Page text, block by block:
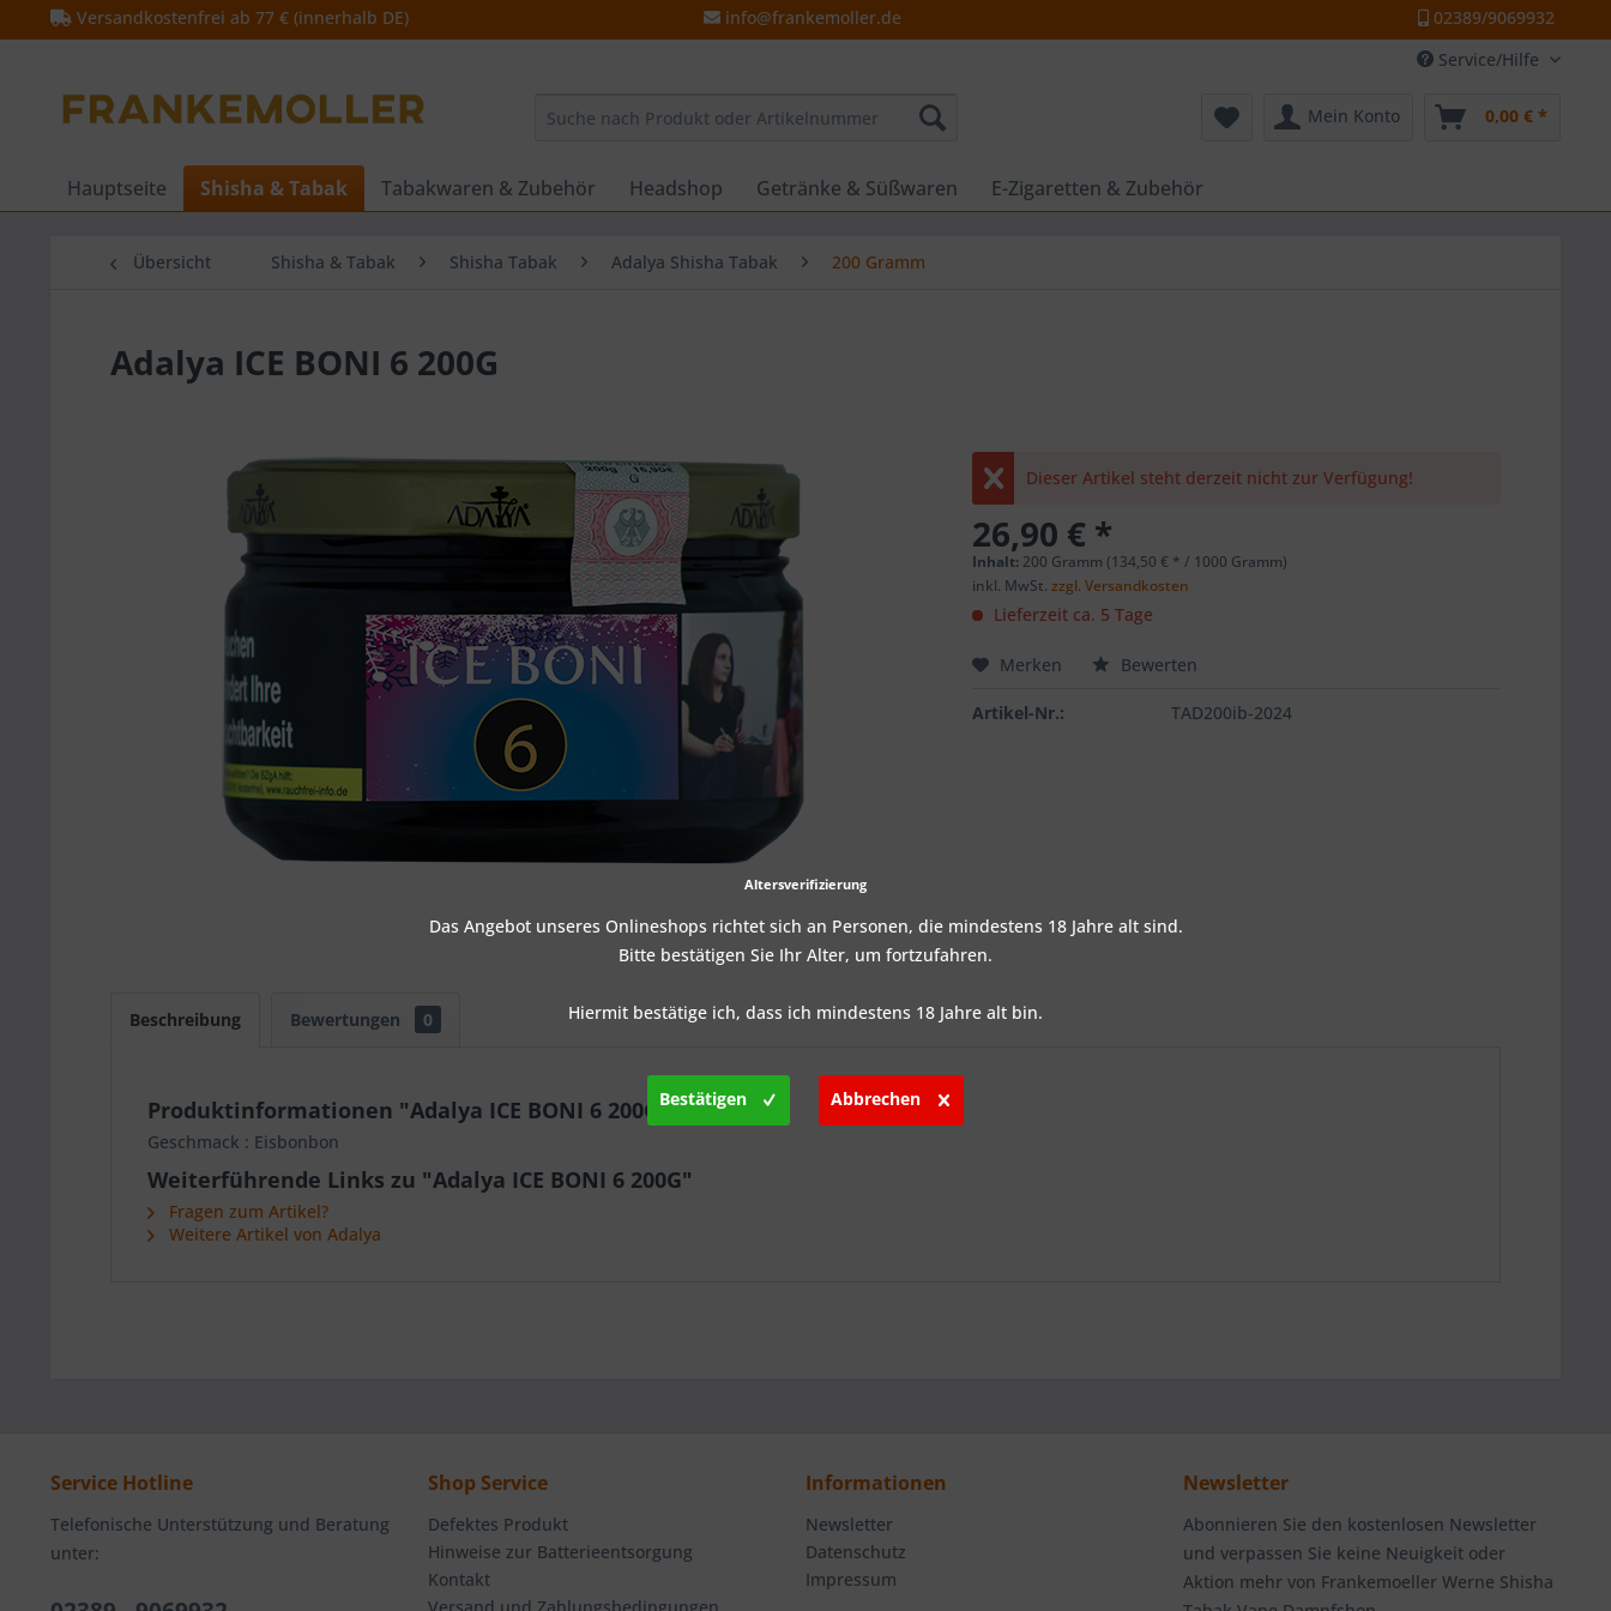
Versandkostenfrei ab 77 € (innerhalb DE) info@frankemoller.de
02389/9069932
Service/Hilfe
Mein Konto 0,00 € *
Hauptseite Shisha & Tabak Tabakwaren & Zubehör Headshop Getränke & Süßwaren E-Zigaretten & Zubehör
Übersicht Shisha & Tabak Shisha Tabak Adalya Shisha Tabak 200 Gramm
Adalya ICE BONI 6 200G
Dieser Artikel steht derzeit nicht zur Verfügung!
26,90 € *
Inhalt: 200 Gramm (134,50 € * / 1000 Gramm)
inkl. MwSt.zzgl. Versandkosten
Lieferzeit ca. 5 Tage
Merken Bewerten
Artikel-Nr.: TAD200ib-2024
Beschreibung Bewertungen 0
Produktinformationen "Adalya ICE BONI 6 200G"
Geschmack : Eisbonbon
Weiterführende Links zu "Adalya ICE BONI 6 200G"
Fragen zum Artikel?
Weitere Artikel von Adalya
Service Hotline
Telefonische Unterstützung und Beratung
unter:
Shop Service
Defektes Produkt
Hinweise zur Batterieentsorgung
Kontakt
Informationen
Newsletter
Datenschutz
Impressum
Newsletter
Abonnieren Sie den kostenlosen Newsletter
und verpassen Sie keine Neuigkeit oder
Aktion mehr von Frankemoeller Werne Shisha
Altersverifizierung
Das Angebot unseres Onlineshops richtet sich an Personen, die mindestens 18 Jahre alt sind.
Bitte bestätigen Sie Ihr Alter, um fortzufahren.
Hiermit bestätige ich, dass ich mindestens 18 Jahre alt bin.
Bestätigen Abbrechen